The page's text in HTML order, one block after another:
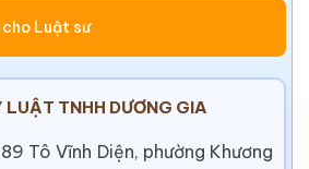
Luật sư
LUẬT TNHH DƯƠNG GIA
89 Tô Vĩnh Diện, phường Khương